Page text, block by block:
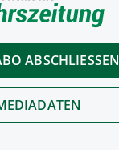
ABSCHLIESSEN